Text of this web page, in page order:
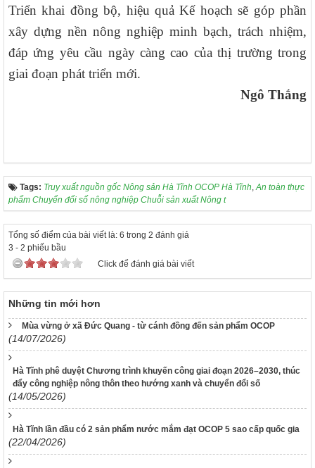
Triển khai đồng bộ, hiệu quả Kế hoạch sẽ góp phần
xây dựng nền nông nghiệp minh bạch, trách nhiệm,
đáp ứng yêu cầu ngày càng cao của thị trường trong
giai đoạn phát triển mới.
Ngô Thắng
Tags: Truy xuất nguồn gốc Nông sản Hà Tĩnh OCOP Hà Tĩnh An toàn thực
phẩm Chuyển đổi số nông nghiệp Chuỗi sản xuất Nông t
Tổng số điểm của bài viết là: 6 trong 2 đánh giá
3 - 2 phiếu bầu
Click để đánh giá bài viết
Những tin mới hơn
Mùa vừng ở xã Đức Quang - từ cánh đồng đến sản phẩm OCOP
(14/07/2026)
Hà Tĩnh phê duyệt Chương trình khuyến công giai đoạn 2026–2030, thúc
đẩy công nghiệp nông thôn theo hướng xanh và chuyển đổi số
(14/05/2026)
Hà Tĩnh lần đầu có 2 sản phẩm nước mắm đạt OCOP 5 sao cấp quốc gia
(22/04/2026)